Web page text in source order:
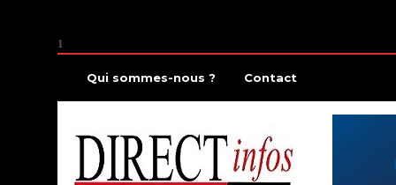
1
Qui sommes-nous ? Contact